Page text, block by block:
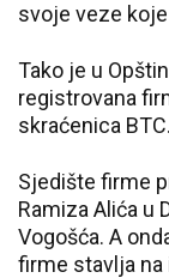
svoje veze
Tako je u
registrovana
skraćenica BTC.
Sjedište firme
Ramiza Alića u
Vogošća. A
firme stavlja